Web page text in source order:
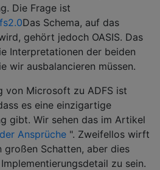
Die Frage ist
Das Schema, auf das
gehört jedoch OASIS. Das
Interpretationen der beiden
wir ausbalancieren müssen.
von Microsoft zu ADFS ist
es eine einzigartige
gibt. Wir sehen das im Artikel
Ansprüche ". Zweifellos wirft
großen Schatten, aber dies
zu sein.